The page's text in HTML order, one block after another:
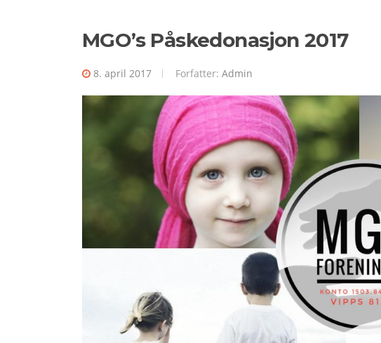
MGO’s Påskedonasjon 2017
8. april 2017 Forfatter: Admin